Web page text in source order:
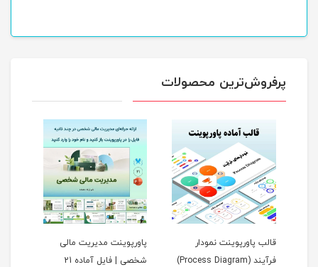
پرفروش‌ترین محصولات
قالب پاورپوینت نمودار
فرآیند (Process Diagram)
پاورپوینت مدیریت مالی
شخصی | فایل آماده 21